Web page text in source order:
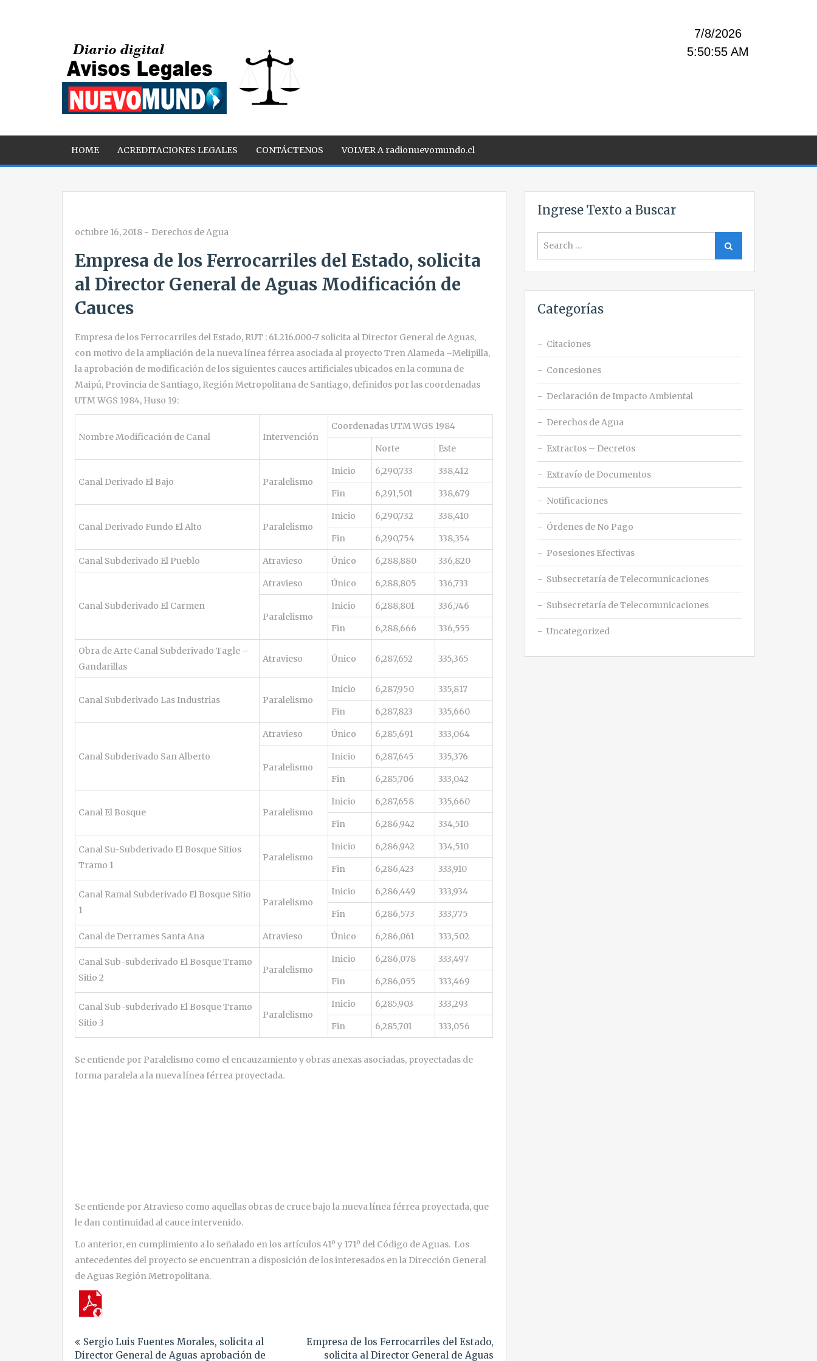
7/8/2026
5:50:56 AM
HOME ACREDITACIONES LEGALES CONTÁCTENOS VOLVER A radionuevomundo.cl
octubre 16, 2018 - Derechos de Agua
Empresa de los Ferrocarriles del Estado, solicita
al Director General de Aguas Modificación de
Cauces
Empresa de los Ferrocarriles del Estado, RUT : 61.216.000-7 solicita al Director General de Aguas,
con motivo de la ampliación de la nueva línea férrea asociada al proyecto Tren Alameda –Melipilla,
la aprobación de modificación de los siguientes cauces artificiales ubicados en la comuna de
Maipú, Provincia de Santiago, Región Metropolitana de Santiago, definidos por las coordenadas
UTM WGS 1984, Huso 19:
Nombre Modificación de Canal Intervención
Coordenadas UTM WGS 1984
Norte Este
Canal Derivado El Bajo Paralelismo
Inicio 6,290,733 338,412
Fin 6,291,501 338,679
Canal Derivado Fundo El Alto Paralelismo
Inicio 6,290,732 338,410
Fin 6,290,754 338,354
Canal Subderivado El Pueblo Atravieso Único 6,288,880 336,820
Canal Subderivado El Carmen
Atravieso Único 6,288,805 336,733
Paralelismo
Inicio 6,288,801 336,746
Fin 6,288,666 336,555
Obra de Arte Canal Subderivado Tagle –
Gandarillas
Atravieso Único 6,287,652 335,365
Canal Subderivado Las Industrias Paralelismo
Inicio 6,287,950 335,817
Fin 6,287,823 335,660
Canal Subderivado San Alberto
Atravieso Único 6,285,691 333,064
Paralelismo
Inicio 6,287,645 335,376
Fin 6,285,706 333,042
Canal El Bosque Paralelismo
Inicio 6,287,658 335,660
Fin 6,286,942 334,510
Canal Su-Subderivado El Bosque Sitios
Tramo 1
Paralelismo
Inicio 6,286,942 334,510
Fin 6,286,423 333,910
Canal Ramal Subderivado El Bosque Sitio
1
Paralelismo
Inicio 6,286,449 333,934
Fin 6,286,573 333,775
Canal de Derrames Santa Ana Atravieso Único 6,286,061 333,502
Canal Sub-subderivado El Bosque Tramo
Sitio 2
Paralelismo
Inicio 6,286,078 333,497
Fin 6,286,055 333,469
Canal Sub-subderivado El Bosque Tramo
Sitio 3
Paralelismo
Inicio 6,285,903 333,293
Fin 6,285,701 333,056
Se entiende por Paralelismo como el encauzamiento y obras anexas asociadas, proyectadas de
forma paralela a la nueva línea férrea proyectada.
Se entiende por Atravieso como aquellas obras de cruce bajo la nueva línea férrea proyectada, que
le dan continuidad al cauce intervenido.
Lo anterior, en cumplimiento a lo señalado en los artículos 41º y 171º del Código de Aguas. Los
antecedentes del proyecto se encuentran a disposición de los interesados en la Dirección General
de Aguas Región Metropolitana.
deSergio Luis Fuentes Morales, solicita al
Director General de Aguas aprobación de
Empresa de los Ferrocarriles del Estado,
solicita al Director General de Aguas
Ingrese Texto a Buscar
for:
Search
Categorías
Citaciones
Concesiones
Declaración de Impacto Ambiental
Derechos de Agua
Extractos – Decretos
Extravío de Documentos
Notificaciones
Órdenes de No Pago
Posesiones Efectivas
Subsecretaría de Telecomunicaciones
Subsecretaría de Telecomunicaciones
Uncategorized